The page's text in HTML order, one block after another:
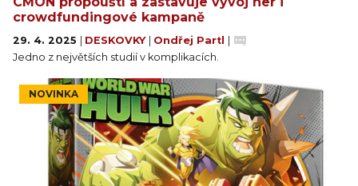
crowdfundingové kampaně
29. 4. 2025 DESKOVKY Ondřej Partl
Jedno z největších studií v komplikacích.
NOVINKA